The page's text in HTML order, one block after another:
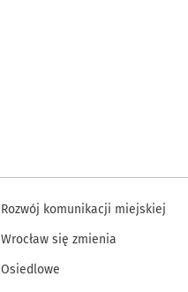
Rozwój komunikacji miejskiej
Wrocław się zmienia
Osiedlowe